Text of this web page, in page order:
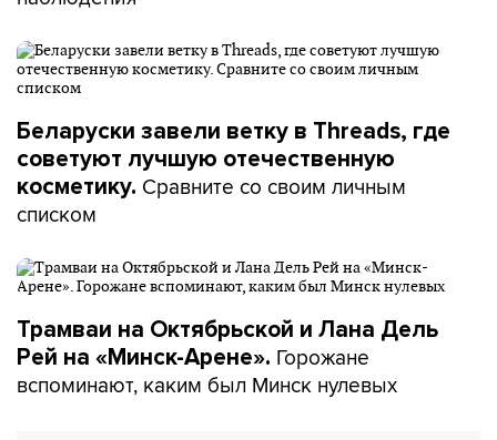
Беларуски завели ветку в Threads, где
советуют лучшую отечественную
косметику. Сравните со своим личным
списком
Трамваи на Октябрьской и Лана Дель
Рей на «Минск-Арене». Горожане
вспоминают, каким был Минск нулевых